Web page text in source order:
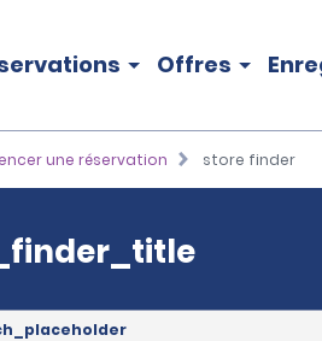
Offres
une réservation store finder